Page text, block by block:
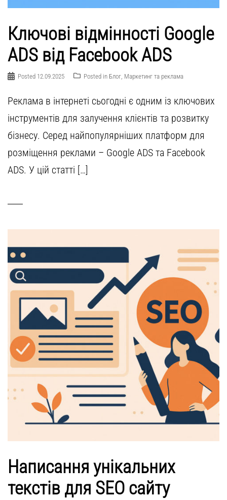
Ключові відмінності Google
ADS від Facebook ADS
Posted 12.09.2025 Posted in Блог, Маркетинг та реклама
Реклама в інтернеті сьогодні є одним із ключових
інструментів для залучення клієнтів та розвитку
бізнесу. Серед найпопулярніших платформ для
розміщення реклами – Google ADS та Facebook
ADS. У цій статті […]
Написання унікальних
текстів для SEO сайту